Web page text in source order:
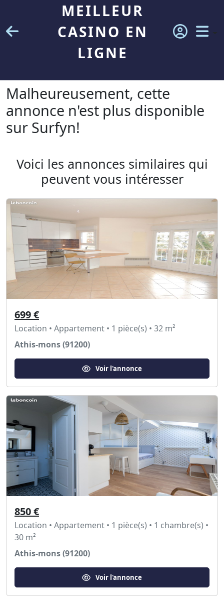
MEILLEUR
CASINO EN
LIGNE
Malheureusement, cette
annonce n'est plus disponible
sur Surfyn!
Voici les annonces similaires qui
peuvent vous intéresser
699 €
Location • Appartement • 1 pièce(s) • 32 m²
Athis-mons (91200)
Voir l'annonce
850 €
Location • Appartement • 1 pièce(s) • 1 chambre(s) •
30 m²
Athis-mons (91200)
Voir l'annonce